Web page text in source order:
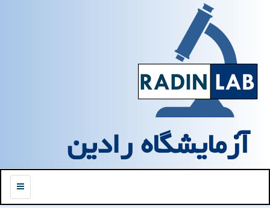
آزمایشگاه رادین
منو